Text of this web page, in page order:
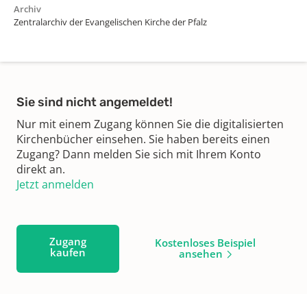
Archiv
Zentralarchiv der Evangelischen Kirche der Pfalz
Sie sind nicht angemeldet!
Nur mit einem Zugang können Sie die digitalisierten
Kirchenbücher einsehen. Sie haben bereits einen
Zugang? Dann melden Sie sich mit Ihrem Konto
direkt an.
Jetzt anmelden
Zugang
kaufen
Kostenloses Beispiel
ansehen